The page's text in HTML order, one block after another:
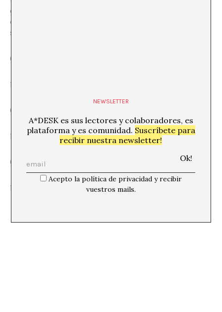
cautelosa lo que sucede fuera de su casa, pero sin salir
del vano de la puerta, se sobrecierra tres veces las
solapas de la bata:
(Cierre bata)
¡LOL!
(Cierre bata)
¡LOL!
(Cierre bata)
¡LOL!
NEWSLETTER
A*DESK es sus lectores y colaboradores, es
plataforma y es comunidad. Suscríbete para
recibir nuestra newsletter!
Acepto la política de privacidad y recibir
vuestros mails.